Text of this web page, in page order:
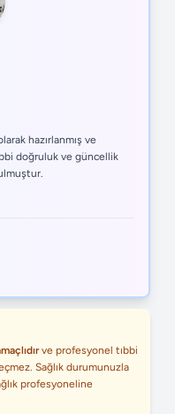
hazırlanmış ve
doğruluk ve güncellik
ve profesyonel tıbbi
Sağlık durumunuzla
profesyoneline